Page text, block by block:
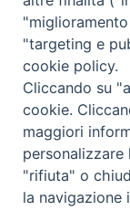
Piazza Giovene
SEGUICI SU
Facebook
Instagram
X
Privacy Policy -
"targeting e
cookie policy.
Cliccando su
cookie.
maggiori
personalizzare
"rifiuta" o
la navigazione